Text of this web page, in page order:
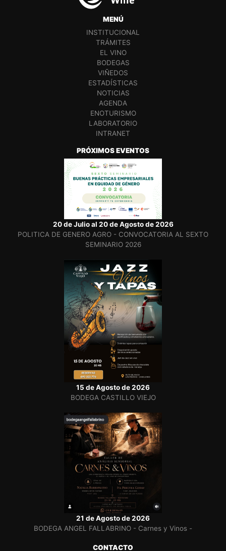
MENÚ
INSTITUCIONAL
TRÁMITES
EL VINO
BODEGAS
VIÑEDOS
ESTADÍSTICAS
NOTICIAS
AGENDA
ENOTURISMO
LABORATORIO
INTRANET
PRÓXIMOS EVENTOS
20 de Julio al 20 de Agosto de 2026
POLITICA DE GENERO AGRO - CONVOCATORIA AL SEXTO
SEMINARIO 2026
15 de Agosto de 2026
BODEGA CASTILLO VIEJO
21 de Agosto de 2026
BODEGA ANGEL FALLABRINO - Carnes y Vinos -
CONTACTO